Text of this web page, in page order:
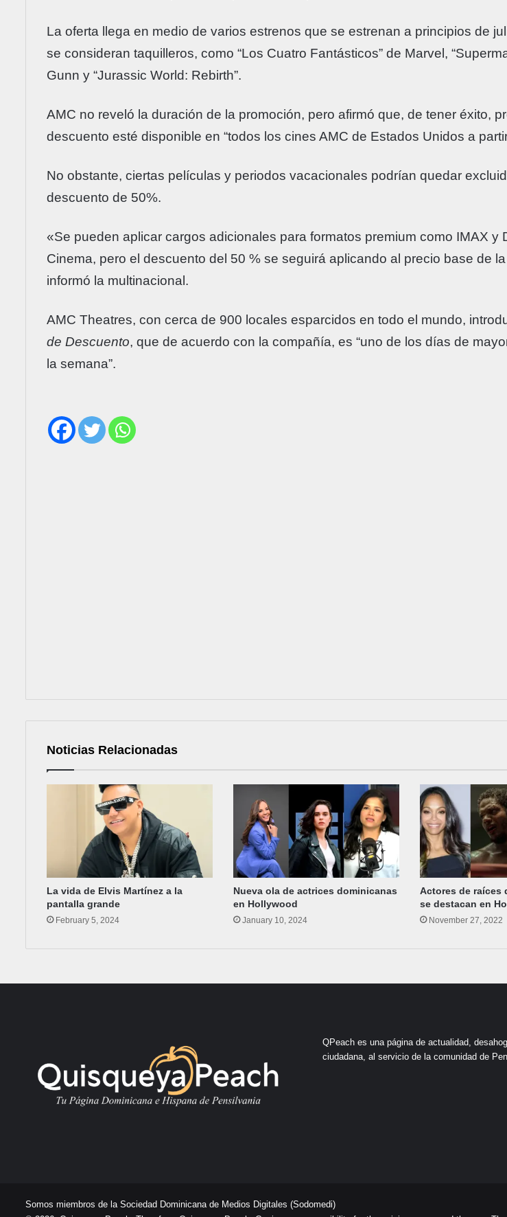
La oferta llega en medio de varios estrenos que se estrenan a principios de
se consideran taquilleros, como “Los Cuatro Fantásticos” de Marvel,
Gunn y “Jurassic World: Rebirth”.
AMC no reveló la duración de la promoción, pero afirmó que, de tener éxito,
descuento esté disponible en “todos los cines AMC de Estados Unidos a
No obstante, ciertas películas y periodos vacacionales podrían quedar
descuento de 50%.
«Se pueden aplicar cargos adicionales para formatos premium como IMAX y
Cinema, pero el descuento del 50 % se seguirá aplicando al precio base de
informó la multinacional.
AMC Theatres, con cerca de 900 locales esparcidos en todo el mundo,
de Descuento, que de acuerdo con la compañía, es “uno de los días de
la semana”.
Noticias Relacionadas
La vida de Elvis Martínez a la
pantalla grande
February 5, 2024
Nueva ola de actrices dominicanas
en Hollywood
January 10, 2024
Actores de raíces
se destacan en
November 27, 2022
QPeach es una página de actualidad,
ciudadana, al servicio de la comunidad de
Somos miembros de la Sociedad Dominicana de Medios Digitales (Sodomedi)